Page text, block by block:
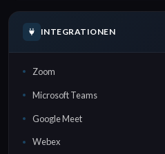
INTEGRATIONEN
Zoom
Microsoft Teams
Google Meet
Webex